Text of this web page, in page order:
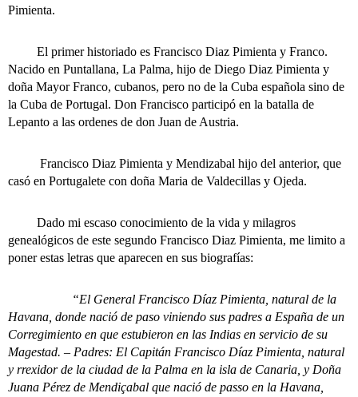
Pimienta.
El primer historiado es Francisco Diaz Pimienta y Franco.
Nacido en Puntallana, La Palma, hijo de Diego Diaz Pimienta y
doña Mayor Franco, cubanos, pero no de la Cuba española sino de
la Cuba de Portugal. Don Francisco participó en la batalla de
Lepanto a las ordenes de don Juan de Austria.
Francisco Diaz Pimienta y Mendizabal hijo del anterior, que
casó en Portugalete con doña Maria de Valdecillas y Ojeda.
Dado mi escaso conocimiento de la vida y milagros
genealógicos de este segundo Francisco Diaz Pimienta, me limito a
poner estas letras que aparecen en sus biografías:
“El General Francisco Díaz Pimienta, natural de la
Havana, donde nació de paso viniendo sus padres a España de un
Corregimiento en que estubieron en las Indias en servicio de su
Magestad. – Padres: El Capitán Francisco Díaz Pimienta, natural
y rrexidor de la ciudad de la Palma en la isla de Canaria, y Doña
Juana Pérez de Mendiçabal que nació de passo en la Havana,